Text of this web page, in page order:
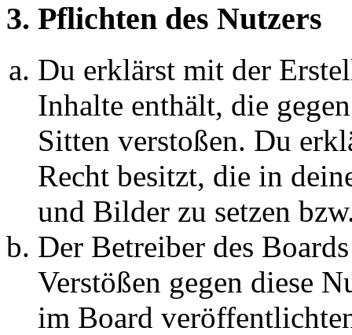
3. Pflichten des Nutzers
Du erklärst mit der
Inhalte enthält, die
Sitten verstoßen. Du
Recht besitzt, die in
und Bilder zu setzen
Der Betreiber des
Verstößen gegen diese
im Board